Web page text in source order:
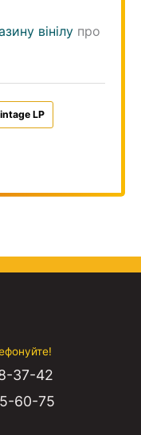
вінілу про
LP
37-42
60-75